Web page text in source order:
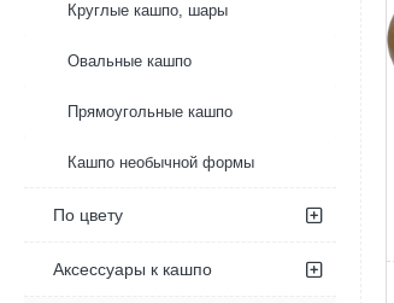
Круглые кашпо, шары
Овальные кашпо
Прямоугольные кашпо
Кашпо необычной формы
По цвету
Аксессуары к кашпо